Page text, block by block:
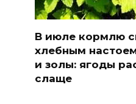
В июле кормлю
хлебным
и золы: ягоды
слаще